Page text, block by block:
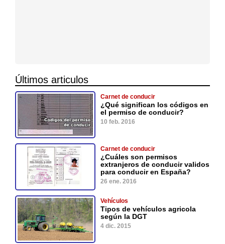
Últimos articulos
Carnet de conducir
¿Qué significan los códigos en
el permiso de conducir?
10 feb. 2016
Carnet de conducir
¿Cuáles son permisos
extranjeros de conducir validos
para conducir en España?
26 ene. 2016
Vehículos
Tipos de vehículos agricola
según la DGT
4 dic. 2015